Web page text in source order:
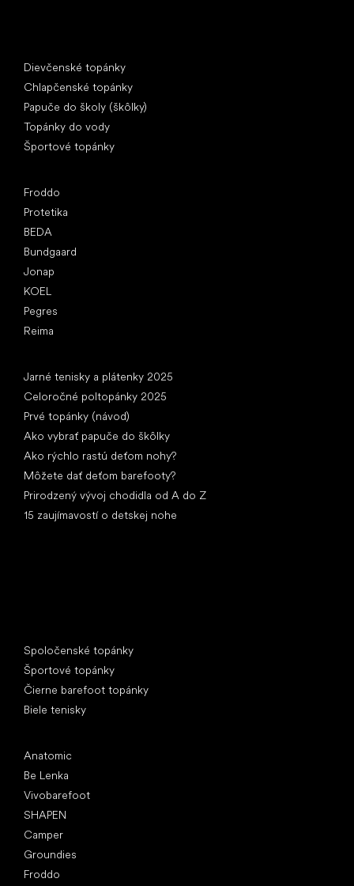
Dievčenské topánky
Chlapčenské topánky
Papuče do školy (škôlky)
Topánky do vody
Športové topánky
Froddo
Protetika
BEDA
Bundgaard
Jonap
KOEL
Pegres
Reima
Jarné tenisky a plátenky 2025
Celoročné poltopánky 2025
Prvé topánky (návod)
Ako vybrať papuče do škôlky
Ako rýchlo rastú deťom nohy?
Môžete dať deťom barefooty?
Prirodzený vývoj chodidla od A do Z
15 zaujímavostí o detskej nohe
Spoločenské topánky
Športové topánky
Čierne barefoot topánky
Biele tenisky
Anatomic
Be Lenka
Vivobarefoot
SHAPEN
Camper
Groundies
Froddo